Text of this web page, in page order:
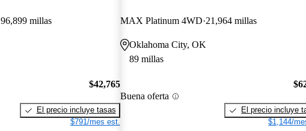
96,899 millas
$42,765
El precio incluye tasas
$791/mes est.
MAX Platinum 4WD 21,964 millas
Oklahoma City, OK
89 millas
Buena oferta
El precio incluye
$1,144/